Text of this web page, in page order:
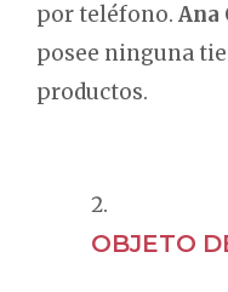
por teléfono. Ana
posee ninguna
productos.
OBJETO